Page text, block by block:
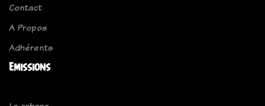
Contact
A Propos
Adhérents
Emissions